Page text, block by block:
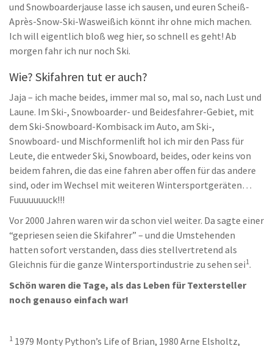
und Snowboarderjause lasse ich sausen, und euren Scheiß-
Après-Snow-Ski-Wasweißich könnt ihr ohne mich machen.
Ich will eigentlich bloß weg hier, so schnell es geht! Ab
morgen fahr ich nur noch Ski.
Wie? Skifahren tut er auch?
Jaja – ich mache beides, immer mal so, mal so, nach Lust und
Laune. Im Ski-, Snowboarder- und Beidesfahrer-Gebiet, mit
dem Ski-Snowboard-Kombisack im Auto, am Ski-,
Snowboard- und Mischformenlift hol ich mir den Pass für
Leute, die entweder Ski, Snowboard, beides, oder keins von
beidem fahren, die das eine fahren aber offen für das andere
sind, oder im Wechsel mit weiteren Wintersportgeräten…
Fuuuuuuuck!!!
Vor 2000 Jahren waren wir da schon viel weiter. Da sagte einer
“gepriesen seien die Skifahrer” – und die Umstehenden
hatten sofort verstanden, dass dies stellvertretend als
Gleichnis für die ganze Wintersportindustrie zu sehen sei1.
Schön waren die Tage, als das Leben für Textersteller
noch genauso einfach war!
1 1979 Monty Python’s Life of Brian, 1980 Arne Elsholtz,